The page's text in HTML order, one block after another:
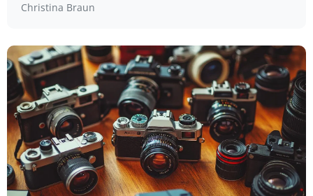
Christina Braun